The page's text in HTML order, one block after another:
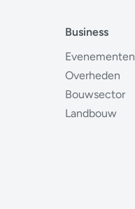
Business
Evenementen
Overheden
Bouwsector
Landbouw